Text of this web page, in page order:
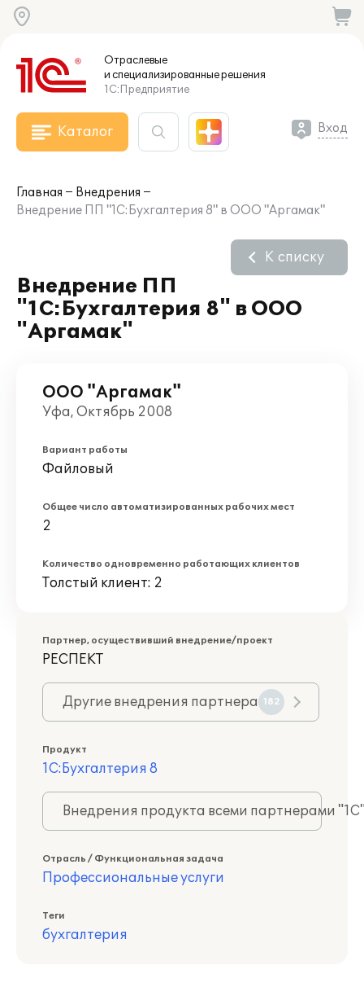
Отраслевые
и специализированныерешения
1С:Предприятие
Каталог Вход
Главная
Внедрения
Внедрение ПП "1С:Бухгалтерия 8" в ООО "Аргамак"
Внедрение ПП
"1С:Бухгалтерия 8" в ООО
"Аргамак"
К списку
ООО "Аргамак"
Уфа, Октябрь 2008
Вариант работы
Файловый
Общее число автоматизированных рабочих мест
2
Количество одновременно работающих клиентов
Толстый клиент: 2
Партнер, осуществивший внедрение/проект
РЕСПЕКТ
Другие внедрения партнера 182
Продукт
1С:Бухгалтерия 8
Внедрения продукта всеми партнерами
Отрасль / Функциональная задача
Профессиональные услуги
Теги
бухгалтерия